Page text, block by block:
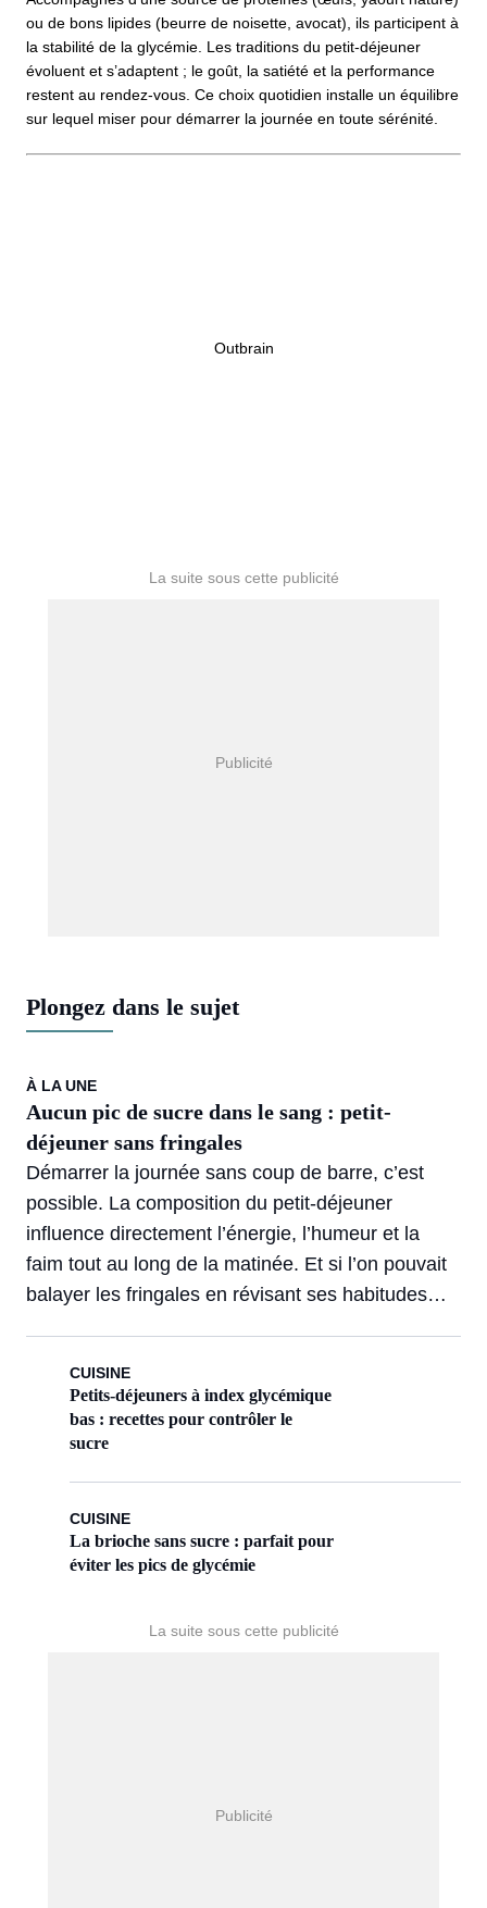
ou de bons lipides (beurre de noisette, avocat), ils participent à
la stabilité de la glycémie. Les traditions du petit-déjeuner
évoluent et s’adaptent ; le goût, la satiété et la performance
restent au rendez-vous. Ce choix quotidien installe un équilibre
sur lequel miser pour démarrer la journée en toute sérénité.
Outbrain
Plongez dans le sujet
À LA UNE
Aucun pic de sucre dans le sang : petit-
déjeuner sans fringales
Démarrer la journée sans coup de barre, c’est
possible. La composition du petit-déjeuner
influence directement l’énergie, l’humeur et la
faim tout au long de la matinée. Et si l’on pouvait
balayer les fringales en révisant ses habitudes
CUISINE
Petits-déjeuners à index glycémique
bas : recettes pour contrôler le
sucre
CUISINE
La brioche sans sucre : parfait pour
éviter les pics de glycémie